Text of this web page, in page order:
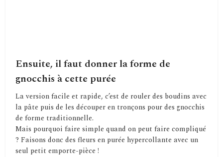
Ensuite, il faut donner la forme de
gnocchis à cette purée
La version facile et rapide, c’est de rouler des boudins avec
la pâte puis de les découper en tronçons pour des gnocchis
de forme traditionnelle.
Mais pourquoi faire simple quand on peut faire compliqué
? Faisons donc des fleurs en purée hypercollante avec un
seul petit emporte-pièce !